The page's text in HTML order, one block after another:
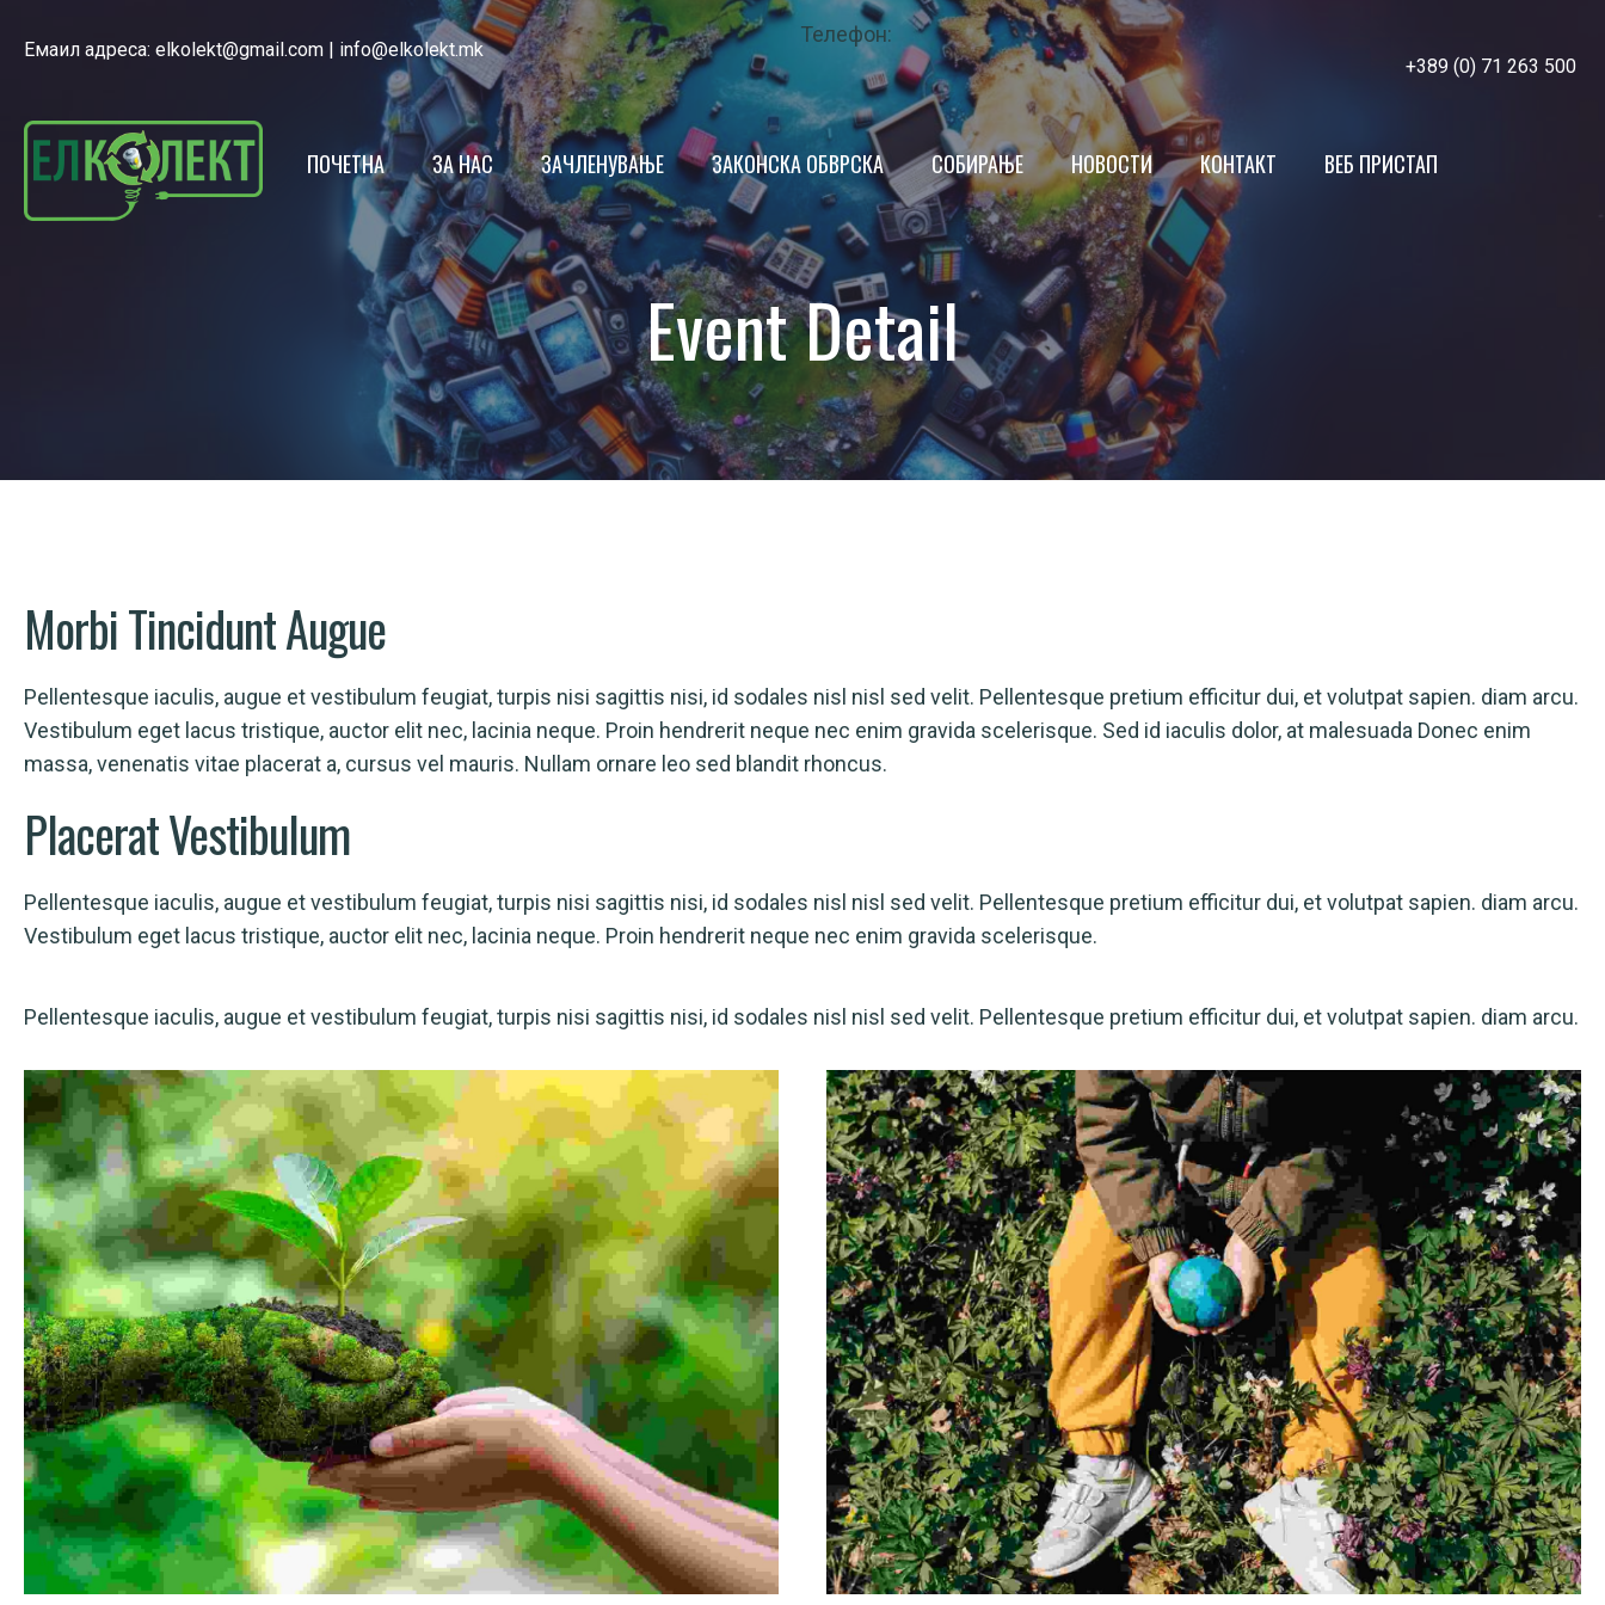
Емаил адреса: elkolekt@gmail.com | info@elkolekt.mk
Телефон:
+389 (0) 71 263 500
ПОЧЕТНА ЗА НАС
ЕЛКОЛЕКТ
ЛИЦЕНЦА
НАШИОТ ТИМ
ЕКО КАЛЕНДАР
ПОЛИТИКА ЗА КВАЛИТЕТ
ЗАЧЛЕНУВАЊЕ ЗАКОНСКА ОБВРСКА
ПРОИЗВОДИТЕЛ
ТРГОВЕЦ
КРАЕН КОРИСНИК
ОПШТИНА
ЗАКОНОДАВСТВО
СОБИРАЊЕ НОВОСТИ КОНТАКТ ВЕБ ПРИСТАП
Event Detail
MorbiTincidunt Augue
Pellentesque iaculis, augue et vestibulum feugiat, turpis nisi sagittis nisi, id sodales nisl nisl sed velit. Pellentesque pretium efficitur dui, et volutpat sapien. diam arcu.
Vestibulum eget lacus tristique, auctor elit nec, lacinia neque. Proin hendrerit neque nec enim gravida scelerisque. Sed id iaculis dolor, at malesuada Donec enim
massa, venenatis vitae placerat a, cursus vel mauris. Nullam ornare leo sed blandit rhoncus.
PlaceratVestibulum
Pellentesque iaculis, augue et vestibulum feugiat, turpis nisi sagittis nisi, id sodales nisl nisl sed velit. Pellentesque pretium efficitur dui, et volutpat sapien. diam arcu.
Vestibulum eget lacus tristique, auctor elit nec, lacinia neque. Proin hendrerit neque nec enim gravida scelerisque.
Pellentesque iaculis, augue et vestibulum feugiat, turpis nisi sagittis nisi, id sodales nisl nisl sed velit. Pellentesque pretium efficitur dui, et volutpat sapien. diam arcu.